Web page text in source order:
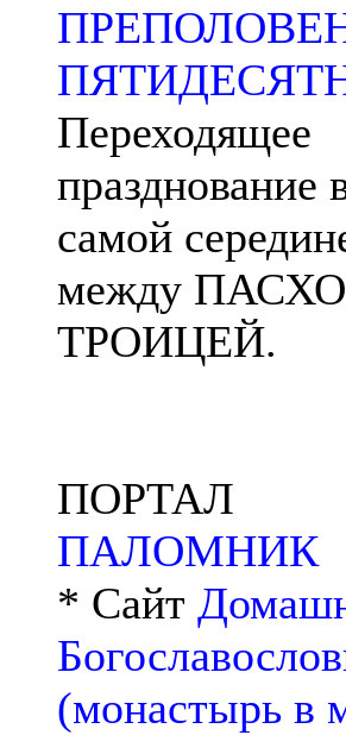
Переходящее
празднование
самой
между
ТРОИЦЕЙ.
ПОРТАЛ
ПАЛОМНИК
* Сайт
(монастырь в